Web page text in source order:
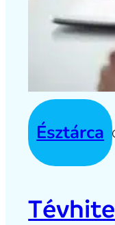
Észtárca